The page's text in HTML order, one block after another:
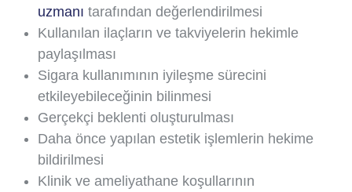
uzmanı tarafından değerlendirilmesi
Kullanılan ilaçların ve takviyelerin hekimle
paylaşılması
Sigara kullanımının iyileşme sürecini
etkileyebileceğinin bilinmesi
Gerçekçi beklenti oluşturulması
Daha önce yapılan estetik işlemlerin hekime
bildirilmesi
Klinik ve ameliyathane koşullarının